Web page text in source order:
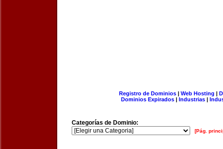
Registro de Dominios| Web Hosting |
Dominios Expirados | Industrias |
Categorías de Dominio:
[Pág.